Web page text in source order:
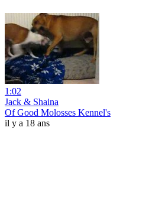
1:02
Jack & Shaina
Of Good Molosses Kennel's
il y a 18 ans